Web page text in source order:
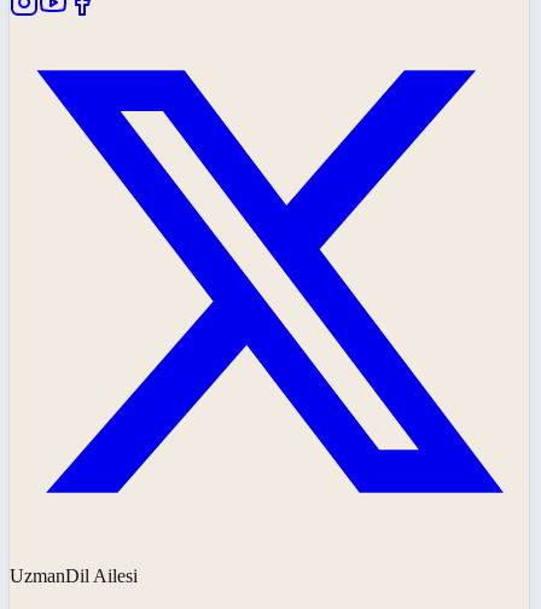
UzmanDil Ailesi